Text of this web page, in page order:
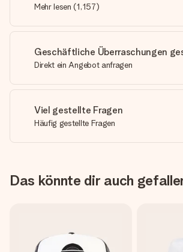
Mehr lesen (1,157)
Geschäftliche Überraschungen
Direkt ein Angebot anfragen
Viel gestellte Fragen
Häufig gestellte Fragen
Das könnte dir auch